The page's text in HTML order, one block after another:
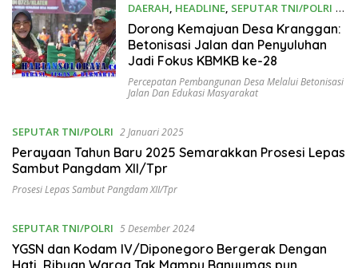
DAERAH, HEADLINE, SEPUTAR TNI/POLRI 6
Februari 2025
Dorong Kemajuan Desa Kranggan:
Betonisasi Jalan dan Penyuluhan
Jadi Fokus KBMKB ke-28
Percepatan Pembangunan Desa Melalui Betonisasi
Jalan Dan Edukasi Masyarakat
SEPUTAR TNI/POLRI 2 Januari 2025
Perayaan Tahun Baru 2025 Semarakkan Prosesi Lepas
Sambut Pangdam XII/Tpr
Prosesi Lepas Sambut Pangdam XII/Tpr
SEPUTAR TNI/POLRI 5 Desember 2024
YGSN dan Kodam IV/Diponegoro Bergerak Dengan